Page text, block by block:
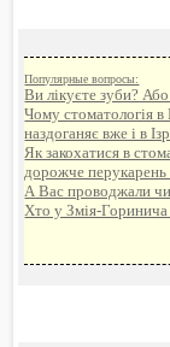
Популярные вопросы:
Ви лікуєте зуби?
Чому стоматологія в
наздоганяє вже і в
Як закохатися в
дорожче перукарень
А Вас проводжали чи
Хто у Змія-Горинича